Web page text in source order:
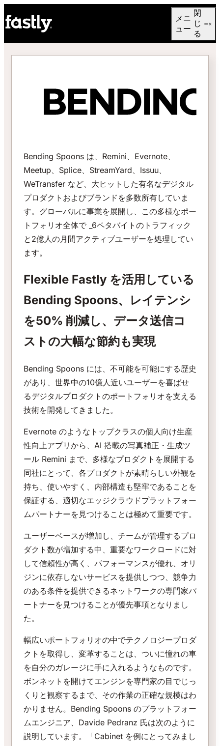
メニ
ュー
閉
じ
る
Bending Spoons は、Remini、Evernote、
Meetup、Splice、StreamYard、Issuu、
WeTransfer など、大ヒットした有名なデジタル
プロダクトおよびブランドを多数所有していま
す。グローバルに事業を展開し、この多様なポー
トフォリオ全体で _6ペタバイトのトラフィック
と2億人の月間アクティブユーザーを処理してい
ます。
Flexible Fastly を活用している
Bending Spoons、レイテンシ
を50% 削減し、データ送信コ
ストの大幅な節約も実現
Bending Spoons には、不可能を可能にする歴史
があり、世界中の10億人近いユーザーを喜ばせ
るデジタルプロダクトのポートフォリオを支える
技術を開発してきました。
Evernote のようなトップクラスの個人向け生産
性向上アプリから、AI 搭載の写真補正・生成ツ
ール Remini まで、多様なプロダクトを展開する
同社にとって、各プロダクトが素晴らしい外観を
持ち、使いやすく、内部構造も堅牢であることを
保証する、適切なエッジクラウドプラットフォー
ムパートナーを見つけることは極めて重要です。
ユーザーベースが増加し、チームが管理するプロ
ダクト数が増加する中、重要なワークロードに対
して信頼性が高く、パフォーマンスが優れ、オリ
ジンに依存しないサービスを提供しつつ、競争力
のある条件を提供できるネットワークの専門家パ
ートナーを見つけることが優先事項となりまし
た。
幅広いポートフォリオの中でテクノロジープロダ
クトを取得し、変革することは、ついに憧れの車
を自分のガレージに手に入れるようなものです。
ボンネットを開けてエンジンを専門家の目でじっ
くりと観察するまで、その作業の正確な規模はわ
かりません。Bending Spoons のプラットフォー
ムエンジニア、Davide Pedranz 氏は次のように
説明しています。「Cabinet を例にとってみまし